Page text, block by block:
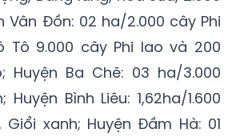
Vân Đồn: 02 ha/2.000 cây Phi
Tô 9.000 cây Phi lao và 200
Huyện Ba Chẽ: 03 ha/3.000
Bình Liêu: 1,62ha/1.600
Giổi xanh; Huyện Đầm Hà: 01